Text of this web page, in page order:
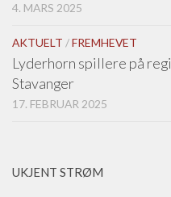
4. MARS 2025
AKTUELT /FREMHEVET
Lyderhorn spillere på
Stavanger
17. FEBRUAR 2025
UKJENT STRØM